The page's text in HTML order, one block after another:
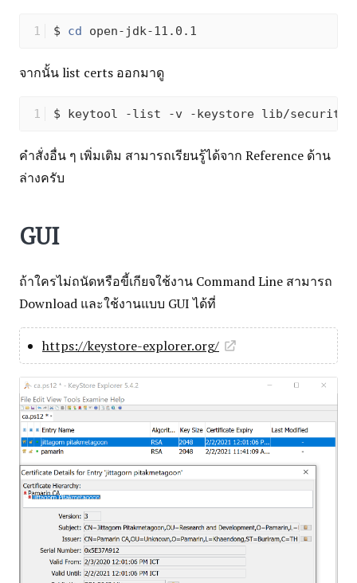
$ cd open-jdk-11.0.1
จากนั้น list certs ออกมาดู
$ keytool -list -v -keystore lib/security/
คำสั่งอื่น ๆ เพิ่มเติม สามารถเรียนรู้ได้จาก Reference ด้าน
ล่างครับ
GUI
ถ้าใครไม่ถนัดหรือขี้เกียจใช้งาน Command Line สามารถ
Download และใช้งานแบบ GUI ได้ที่
https://keystore-explorer.org/